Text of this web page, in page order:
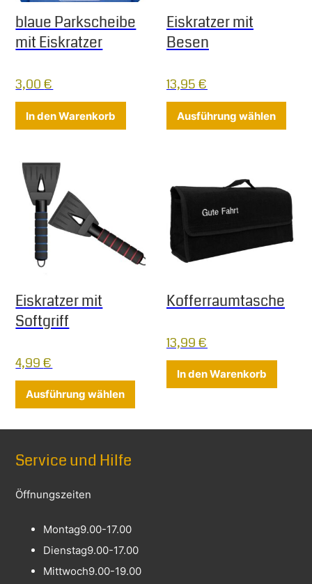
blaue Parkscheibe
mit Eiskratzer
3,00€
In den Warenkorb
Eiskratzer mit
Besen
13,95€
Ausführung wählen
Eiskratzer mit
Softgriff
4,99€
Ausführung wählen Dieses Produkt weist mehrere
Kofferraumtasche
13,99€
In den Warenkorb
Service und Hilfe
Öffnungszeiten
Montag9.00-17.00
Dienstag9.00-17.00
Mittwoch9.00-19.00